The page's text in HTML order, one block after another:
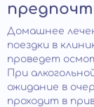
Домашнее
поездки в
проведет
При
ожидание в
проходит в